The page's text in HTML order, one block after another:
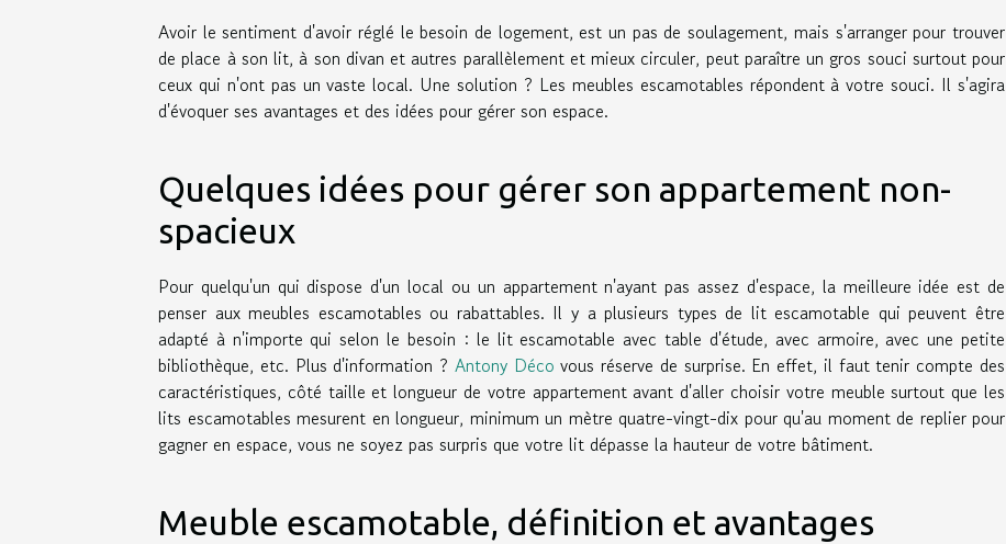
Avoir le sentiment d'avoir réglé le besoin de logement, est un pas de soulagement, mais s'arranger pour trouver
de place à son lit, à son divan et autres parallèlement et mieux circuler, peut paraître un gros souci surtout pour
ceux qui n'ont pas un vaste local. Une solution ? Les meubles escamotables répondent à votre souci. Il s'agira
d'évoquer ses avantages et des idées pour gérer son espace.
Quelques idées pour gérer son appartement non-
spacieux
Pour quelqu'un qui dispose d'un local ou un appartement n'ayant pas assez d'espace, la meilleure idée est de
penser aux meubles escamotables ou rabattables. Il y a plusieurs types de lit escamotable qui peuvent être
adapté à n'importe qui selon le besoin : le lit escamotable avec table d'étude, avec armoire, avec une petite
bibliothèque, etc. Plus d'information ? Antony Déco vous réserve de surprise. En effet, il faut tenir compte des
caractéristiques, côté taille et longueur de votre appartement avant d'aller choisir votre meuble surtout que les
lits escamotables mesurent en longueur, minimum un mètre quatre-vingt-dix pour qu'au moment de replier pour
gagner en espace, vous ne soyez pas surpris que votre lit dépasse la hauteur de votre bâtiment.
Meuble escamotable, définition et avantages